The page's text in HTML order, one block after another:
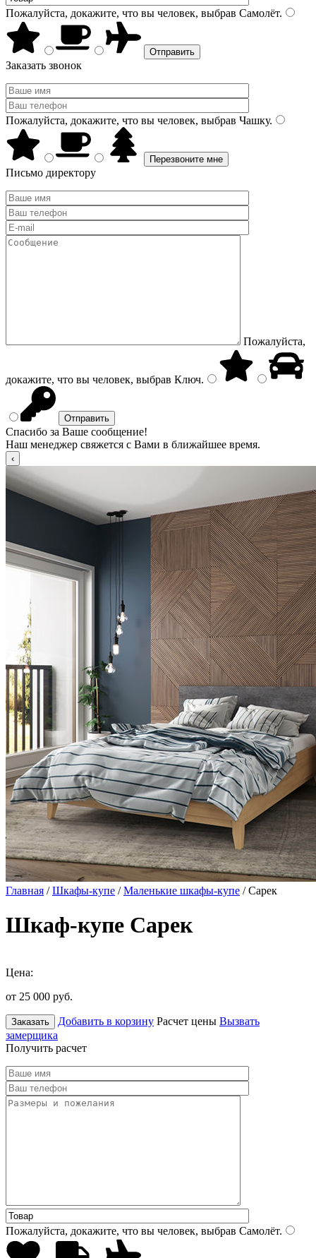
Пожалуйста, докажите, что вы человек, выбрав Самолёт.
Заказать звонок
Пожалуйста, докажите, что вы человек, выбрав Чашку.
Письмо директору
Пожалуйста,
докажите, что вы человек, выбрав Ключ.
Спасибо за Ваше сообщение!
Наш менеджер свяжется с Вами в ближайшее время.
Главная /Шкафы-купе /Маленькие шкафы-купе / Сарек
Шкаф-купе Сарек
Цена:
от 25 000 руб.
Заказать Добавить в корзину Расчет цены Вызвать
замерщика
Получить расчет
Пожалуйста, докажите, что вы человек, выбрав Самолёт.